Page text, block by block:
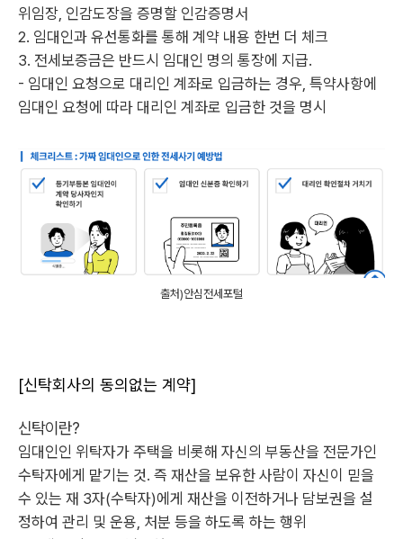
위임장, 인감도장을 증명할 인감증명서
2. 임대인과 유선통화를 통해 계약 내용 한번 더 체크
3. 전세보증금은 반드시 임대인 명의 통장에 지급.
- 임대인 요청으로 대리인 계좌로 입금하는 경우, 특약사항에
임대인 요청에 따라 대리인 계좌로 입금한 것을 명시
출처)안심전세포털
[신탁회사의 동의없는 계약]
신탁이란?
임대인인 위탁자가 주택을 비롯해 자신의 부동산을 전문가인
수탁자에게 맡기는 것. 즉 재산을 보유한 사람이 자신이 믿을
수 있는 재 3자(수탁자)에게 재산을 이전하거나 담보권을 설
정하여 관리 및 운용, 처분 등을 하도록 하는 행위